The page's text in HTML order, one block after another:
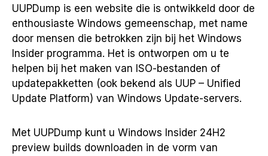
UUPDump is een website die is ontwikkeld door de
enthousiaste Windows gemeenschap, met name
door mensen die betrokken zijn bij het Windows
Insider programma. Het is ontworpen om u te
helpen bij het maken van ISO-bestanden of
updatepakketten (ook bekend als UUP – Unified
Update Platform) van Windows Update-servers.
Met UUPDump kunt u Windows Insider 24H2
preview builds downloaden in de vorm van